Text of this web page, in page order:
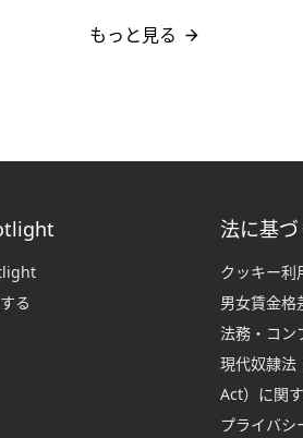
もっと見る
る
法に基
クッキー利
男女賃金格
法務・コン
現代奴隷
Act）に関
プライバシ